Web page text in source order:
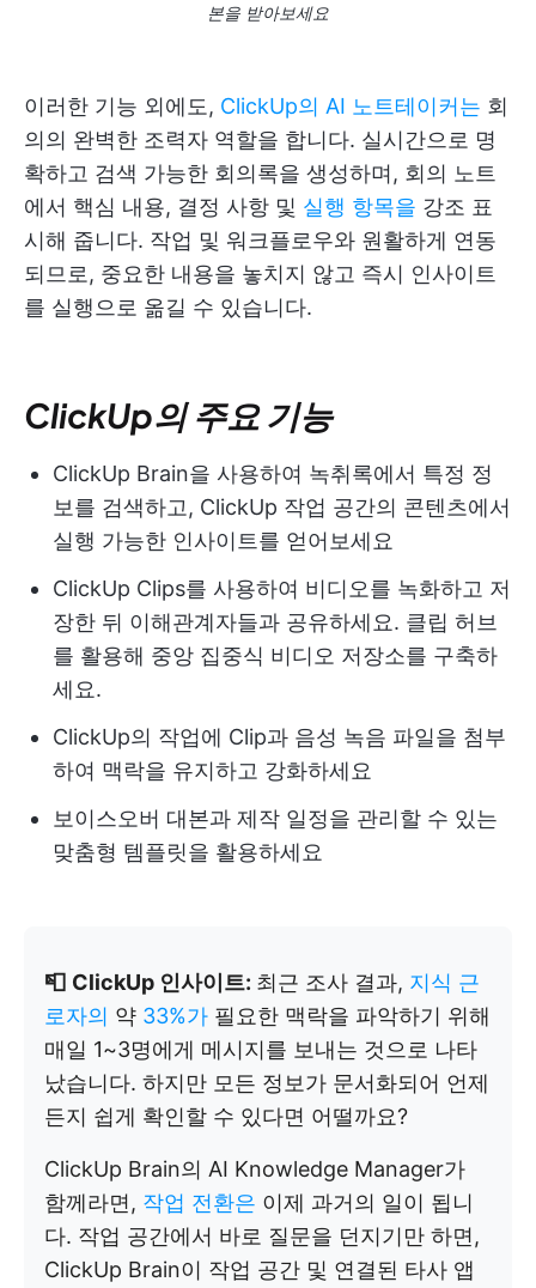
본을 받아보세요
이러한 기능 외에도, ClickUp의 AI 노트테이커는 회
의의 완벽한 조력자 역할을 합니다. 실시간으로 명
확하고 검색 가능한 회의록을 생성하며, 회의 노트
에서 핵심 내용, 결정 사항 및 실행 항목을 강조 표
시해 줍니다. 작업 및 워크플로우와 원활하게 연동
되므로, 중요한 내용을 놓치지 않고 즉시 인사이트
를 실행으로 옮길 수 있습니다.
ClickUp의 주요 기능
ClickUp Brain을 사용하여 녹취록에서 특정 정
보를 검색하고, ClickUp 작업 공간의 콘텐츠에서
실행 가능한 인사이트를 얻어보세요
ClickUp Clips를 사용하여 비디오를 녹화하고 저
장한 뒤 이해관계자들과 공유하세요. 클립 허브
를 활용해 중앙 집중식 비디오 저장소를 구축하
세요.
ClickUp의 작업에 Clip과 음성 녹음 파일을 첨부
하여 맥락을 유지하고 강화하세요
보이스오버 대본과 제작 일정을 관리할 수 있는
맞춤형 템플릿을 활용하세요
📮 ClickUp 인사이트: 최근 조사 결과, 지식 근
로자의 약 33%가 필요한 맥락을 파악하기 위해
매일 1~3명에게 메시지를 보내는 것으로 나타
났습니다. 하지만 모든 정보가 문서화되어 언제
든지 쉽게 확인할 수 있다면 어떨까요?
ClickUp Brain의 AI Knowledge Manager가
함께라면, 작업 전환은 이제 과거의 일이 됩니
다. 작업 공간에서 바로 질문을 던지기만 하면,
ClickUp Brain이 작업 공간 및 연결된 타사 앱